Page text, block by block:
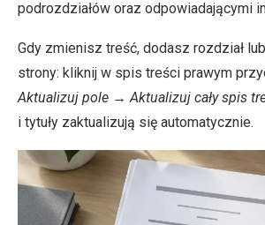
podrozdziałów oraz odpowiadającymi
Gdy zmienisz treść, dodasz rozdział
strony: kliknij w spis treści prawym
Aktualizuj pole → Aktualizuj cały spis
i tytuły zaktualizują się automatycznie.